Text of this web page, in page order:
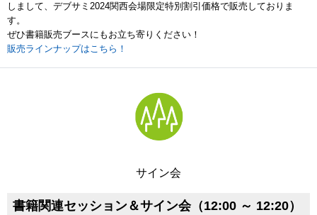
しまして、デブサミ2024関西会場限定特別割引価格で販売しておりま
す。
ぜひ書籍販売ブースにもお立ち寄りください！
販売ラインナップはこちら！
サイン会
書籍関連セッション＆サイン会（12:00 ～ 12:20）